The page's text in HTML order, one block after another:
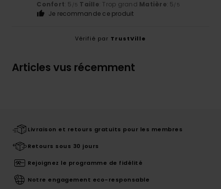
Confort: 5 /5 Taille: Trop grand Matière: 5/5
Je recommande ce produit
Vérifié par TrustVille
Articles vus récemment
Livraison et retours gratuits pour les membres
Retours sous 30 jours
Rejoignez le programme de fidélité
Notre engagement eco-responsable